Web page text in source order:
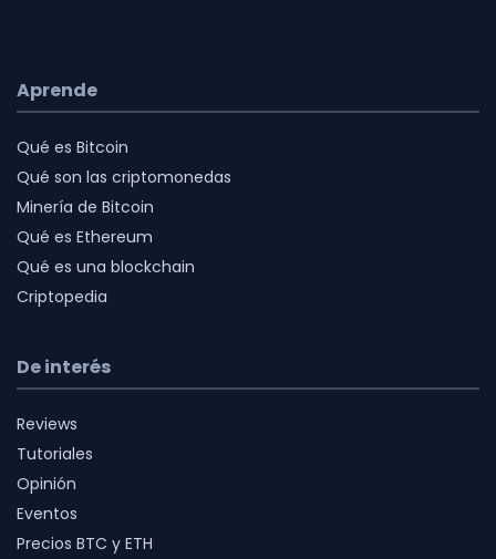
Aprende
Qué es Bitcoin
Qué son las criptomonedas
Minería de Bitcoin
Qué es Ethereum
Qué es una blockchain
Criptopedia
De interés
Reviews
Tutoriales
Opinión
Eventos
Precios BTC y ETH